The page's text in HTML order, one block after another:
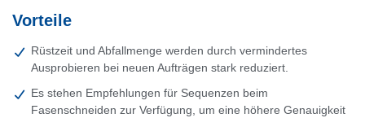
Vorteile
Rüstzeit und Abfallmenge werden durch vermindertes
Ausprobieren bei neuen Aufträgen stark reduziert.
Es stehen Empfehlungen für Sequenzen beim
Fasenschneiden zur Verfügung, um eine höhere Genauigkeit